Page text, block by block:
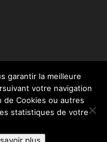
garantir la meilleure
votre navigation
de Cookies ou autres
statistiques de votre